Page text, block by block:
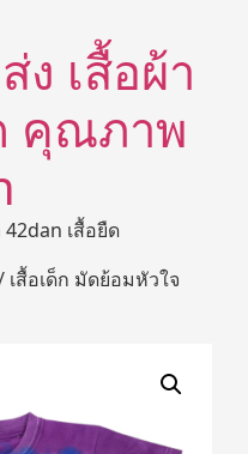
ง เสื้อผ้า
คุณภาพ
เสื้อยืด
เสื้อเด็ก มัดย้อมหัวใจ